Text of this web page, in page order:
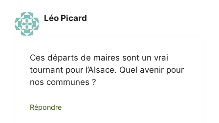
Léo Picard
Ces départs de maires sont un vrai
tournant pour l’Alsace. Quel avenir pour
nos communes ?
Répondre